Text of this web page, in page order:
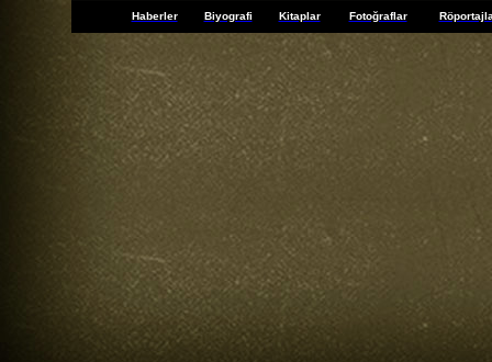
Haberler Biyografi Kitaplar Fotoğraflar